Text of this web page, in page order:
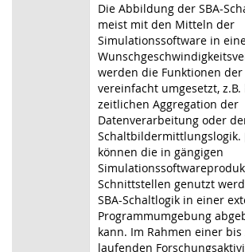
Die Abbildung der SBA-
meist mit den Mitteln der
Simulationssoftware in
werden die Funktionen der
vereinfacht umgesetzt,
zeitlichen Aggregation der
Datenverarbeitung oder
können die in gängigen
Schnittstellen genutzt
SBA-Schaltlogik in einer
Programmumgebung
kann. Im Rahmen einer bis
laufenden